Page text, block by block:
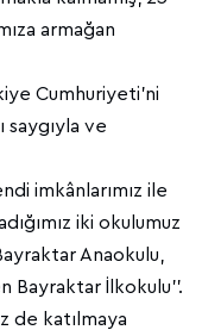
armağan
Cumhuriyeti’ni
saygıyla ve
imkânlarımız ile
iki okulumuz
Anaokulu,
Bayraktar İlkokulu’’.
de katılmaya